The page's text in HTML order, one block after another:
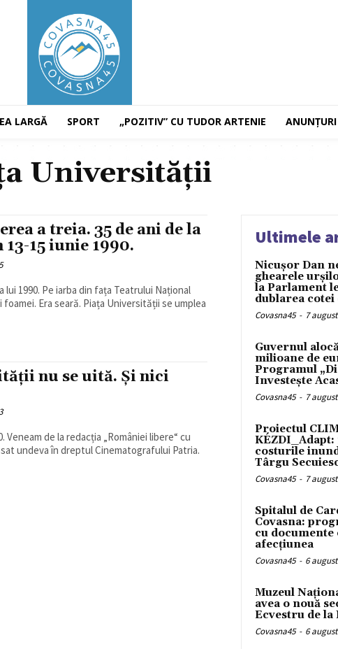
LARGĂ SPORT „POZITIV” CU TUDOR ARTENIE ANUNȚURI
Universității
a treia. 35 de ani de la
15 iunie 1990.
lui 1990. Pe iarba din fața Teatrului Național
Era seară. Piața Universității se umplea
nu se uită. Și nici
Veneam de la redacția „României libere“ cu
undeva în dreptul Cinematografului Patria.
Ultimele
Nicușor Dan
ghearele
la Parlament
dublarea cotei
Covasna45 - 7
Guvernul
milioane de
Programul
Investește
Covasna45 - 7
Proiectul
costurile
Târgu
Covasna45 - 7
Spitalul de
Covasna:
cu documente
afecțiunea
Covasna45 - 6
Muzeul
avea o nouă
Ecvestru de la
Covasna45 - 6